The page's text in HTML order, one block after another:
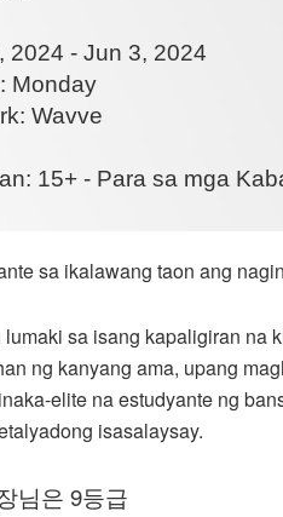
2024 - Jun 3, 2024
Monday
Wavve
15+ - Para sa mga
sa ikalawang taon ang
sa isang kapaligiran na
ng kanyang ama, upang
elite na estudyante ng
isasalaysay.
님은 9등급